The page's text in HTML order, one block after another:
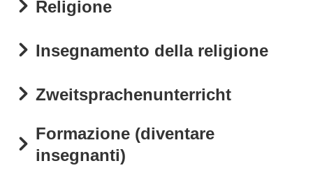
Religione
Insegnamento della religione
Zweitsprachenunterricht
Formazione (diventare
insegnanti)